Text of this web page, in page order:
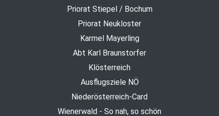
Priorat Stiepel / Bochum
Priorat Neukloster
Karmel Mayerling
Abt Karl Braunstorfer
Klösterreich
Ausflugsziele NÖ
Niederösterreich-Card
Wienerwald - So nah, so schön